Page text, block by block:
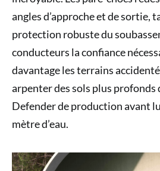
angles d’approche et de sortie,
protection robuste du
conducteurs la confiance
davantage les terrains
arpenter des sols plus profonds
Defender de production avant
mètre d’eau.